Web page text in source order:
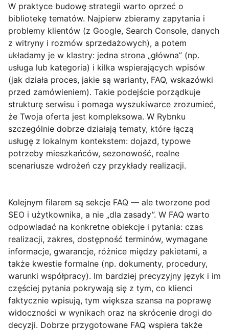
W praktyce budowę strategii warto oprzeć o
bibliotekę tematów. Najpierw zbieramy zapytania i
problemy klientów (z Google, Search Console, danych
z witryny i rozmów sprzedażowych), a potem
układamy je w klastry: jedna strona „główna” (np.
usługa lub kategoria) i kilka wspierających wpisów
(jak działa proces, jakie są warianty, FAQ, wskazówki
przed zamówieniem). Takie podejście porządkuje
strukturę serwisu i pomaga wyszukiwarce zrozumieć,
że Twoja oferta jest kompleksowa. W Rybnku
szczególnie dobrze działają tematy, które łączą
usługę z lokalnym kontekstem: dojazd, typowe
potrzeby mieszkańców, sezonowość, realne
scenariusze wdrożeń czy przykłady realizacji.
Kolejnym filarem są sekcje FAQ — ale tworzone pod
SEO i użytkownika, a nie „dla zasady”. W FAQ warto
odpowiadać na konkretne obiekcje i pytania: czas
realizacji, zakres, dostępność terminów, wymagane
informacje, gwarancje, różnice między pakietami, a
także kwestie formalne (np. dokumenty, procedury,
warunki współpracy). Im bardziej precyzyjny język i im
częściej pytania pokrywają się z tym, co klienci
faktycznie wpisują, tym większa szansa na poprawę
widoczności w wynikach oraz na skrócenie drogi do
decyzji. Dobrze przygotowane FAQ wspiera także